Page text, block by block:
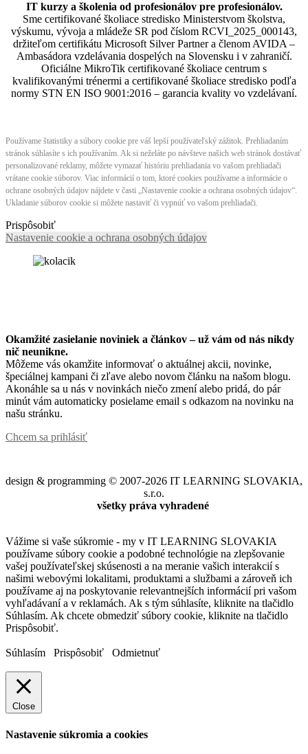
IT kurzy a školenia od profesionálov pre profesionálov.
Sme certifikované školiace stredisko Ministerstvom školstva,
výskumu, vývoja a mládeže SR pod číslom RCVI_2025_000143,
držiteľom certifikátu Microsoft Silver Partner a členom AVIDA –
Ambasádora vzdelávania dospelých na Slovensku i v zahraničí.​​​​​​​​​​​​​​​​
Oficiálne MikroTik certifikované školiace centrum s
kvalifikovanými trénermi ​​​​​​​​​​a certifikované školiace stredisko podľa
normy STN EN ISO 9001:2016 – garancia kvality vo vzdelávaní.
Používame štatistiky a súbory cookie pre váš lepší používateľský zážitok. Prehliadaním
stránok súhlasíte s ich používaním. Ak si neželáte po návšteve našich web stránok dostávať
personalizované reklamy, môžete vymazať históriu prehliadania vo vašom prehliadači
vrátane cookie súborov. Viac informácií o tom, ktoré cookies používame a informácie o
ochrane osobných údajov nájdete v časti „Nastavenie cookie a ochrana osobných údajov“.
Ukladanie súborov cookie si môžete nastaviť či vypnúť vo vašom prehliadači.
Prispôsobiť
Nastavenie cookie a ochrana osobných údajov
Okamžité zasielanie noviniek a článkov – už vám od nás nikdy
nič neunikne.
Môžeme vás okamžite informovať o aktuálnej akcii, novinke,
špeciálnej kampani či zľave alebo novom článku na našom blogu.
Akonáhle sa u nás v novinkách niečo zmení alebo pridá, do pár
minút vám automaticky posielame email s odkazom na novinku na
našu stránku.
Chcem sa prihlásiť
design & programming © 2007-2026 IT LEARNING SLOVAKIA,
s.r.o.
všetky práva vyhradené
Vážime si vaše súkromie - my v IT LEARNING SLOVAKIA
používame súbory cookie a podobné technológie na zlepšovanie
vašej používateľskej skúsenosti a na meranie vašich interakcií s
našimi webovými lokalitami, produktami a službami a zároveň ich
používame aj na poskytovanie relevantnejších informácií pri vašom
vyhľadávaní a v reklamách. Ak s tým súhlasíte, kliknite na tlačidlo
Súhlasím. Ak chcete obmedziť súbory cookie, kliknite na tlačidlo
Prispôsobiť.
Súhlasím Prispôsobiť Odmietnuť
Close
Nastavenie súkromia a cookies